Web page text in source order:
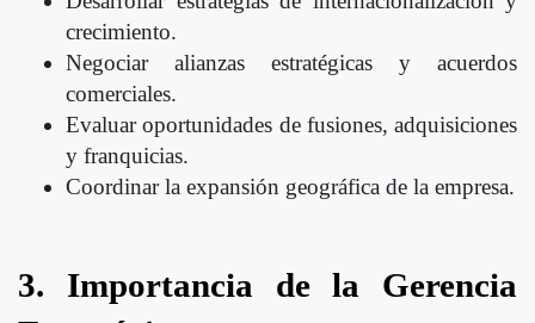
crecimiento.
Negociar alianzas estratégicas y acuerdos
comerciales.
Evaluar oportunidades de fusiones, adquisiciones
y franquicias.
Coordinar la expansión geográfica de la empresa.
3. Importancia de la Gerencia